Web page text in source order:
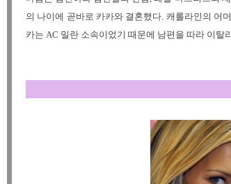
의 나이에 곧바로 카카와 결혼했다. 캐롤라인의 어
카는 AC 밀란 소속이었기 때문에 남편을 따라 이탈